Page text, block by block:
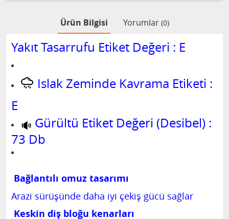
Ürün Bilgisi Yorumlar (0)
Yakıt Tasarrufu Etiket Değeri : E
Islak Zeminde Kavrama Etiketi :
E
Gürültü Etiket Değeri (Desibel) :
73 Db
Bağlantılı omuz tasarımı
Arazi sürüşünde daha iyi çekiş gücü sağlar
Keskin diş bloğu kenarları